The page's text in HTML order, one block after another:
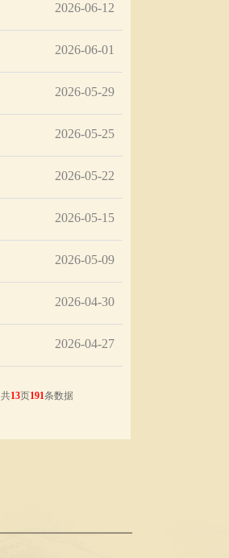
2026-06-12
2026-06-01
2026-05-29
2026-05-25
2026-05-22
2026-05-15
2026-05-09
2026-04-30
2026-04-27
共13页191条数据